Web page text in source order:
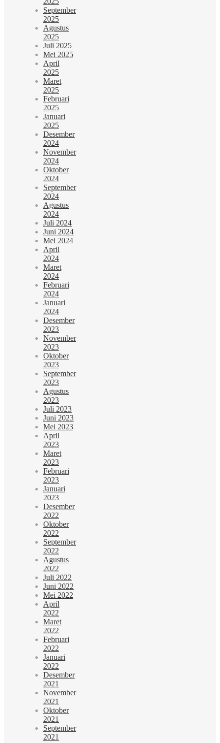
September
2025
Agustus
2025
Juli 2025
Mei 2025
April
2025
Maret
2025
Februari
2025
Januari
2025
Desember
2024
November
2024
Oktober
2024
September
2024
Agustus
2024
Juli 2024
Juni 2024
Mei 2024
April
2024
Maret
2024
Februari
2024
Januari
2024
Desember
2023
November
2023
Oktober
2023
September
2023
Agustus
2023
Juli 2023
Juni 2023
Mei 2023
April
2023
Maret
2023
Februari
2023
Januari
2023
Desember
2022
Oktober
2022
September
2022
Agustus
2022
Juli 2022
Juni 2022
Mei 2022
April
2022
Maret
2022
Februari
2022
Januari
2022
Desember
2021
November
2021
Oktober
2021
September
2021